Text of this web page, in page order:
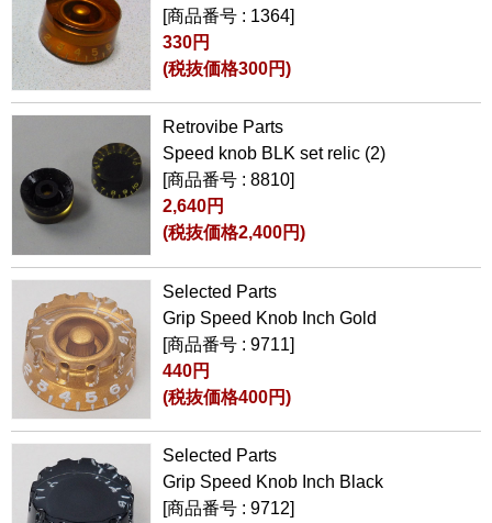
[商品番号 : 1364]
330円
(税抜価格300円)
Retrovibe Parts
Speed knob BLK set relic (2)
[商品番号 : 8810]
2,640円
(税抜価格2,400円)
Selected Parts
Grip Speed Knob Inch Gold
[商品番号 : 9711]
440円
(税抜価格400円)
Selected Parts
Grip Speed Knob Inch Black
[商品番号 : 9712]